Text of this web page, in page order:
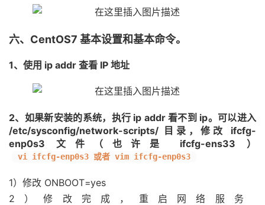
六、CentOS7 基本设置和基本命令。
1、使用 ip addr 查看 IP 地址
2、如果新安装的系统，执行 ip addr 看不到 ip。可以进入
/etc/sysconfig/network-scripts/ 目录，修改 ifcfg-
enp0s3 文件（也许是 ifcfg-ens33 ）
vi ifcfg-enp0s3 或者 vim ifcfg-enp0s3
1）修改 ONBOOT=yes
2）修改完成，重启网络服务